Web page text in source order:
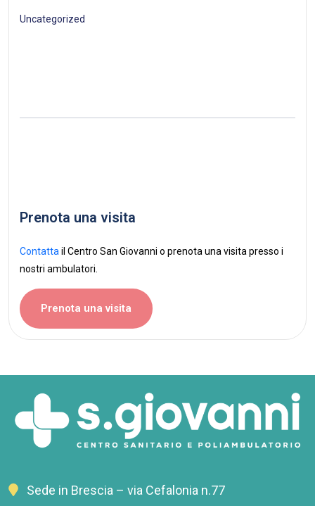
Uncategorized
Prenota una visita
Contatta il Centro San Giovanni o prenota una visita presso i
nostri ambulatori.
Prenota una visita
Sede in Brescia – via Cefalonia n.77